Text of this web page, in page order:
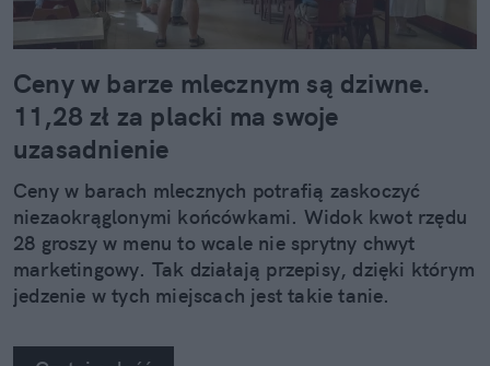
Ceny w barze mlecznym są dziwne.
11,28 zł za placki ma swoje
uzasadnienie
Ceny w barach mlecznych potrafią zaskoczyć
niezaokrąglonymi końcówkami. Widok kwot rzędu
28 groszy w menu to wcale nie sprytny chwyt
marketingowy. Tak działają przepisy, dzięki którym
jedzenie w tych miejscach jest takie tanie.